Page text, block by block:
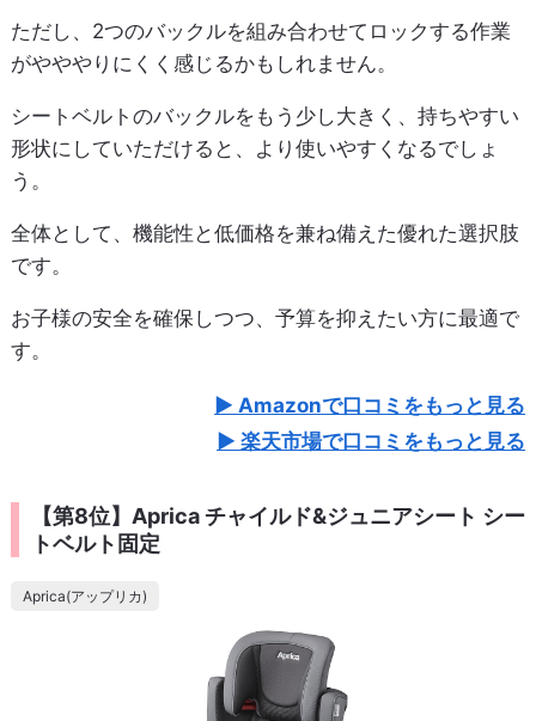
ただし、2つのバックルを組み合わせてロックする作業
がやややりにくく感じるかもしれません。
シートベルトのバックルをもう少し大きく、持ちやすい
形状にしていただけると、より使いやすくなるでしょ
う。
全体として、機能性と低価格を兼ね備えた優れた選択肢
です。
お子様の安全を確保しつつ、予算を抑えたい方に最適で
す。
Amazonで口コミをもっと見る
楽天市場で口コミをもっと見る
【第8位】Aprica チャイルド&ジュニアシート シー
トベルト固定
Aprica(アップリカ)